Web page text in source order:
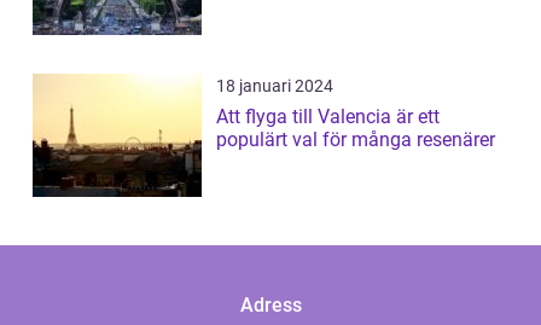
18 januari 2024
Att flyga till Valencia är ett
populärt val för många resenärer
Adress